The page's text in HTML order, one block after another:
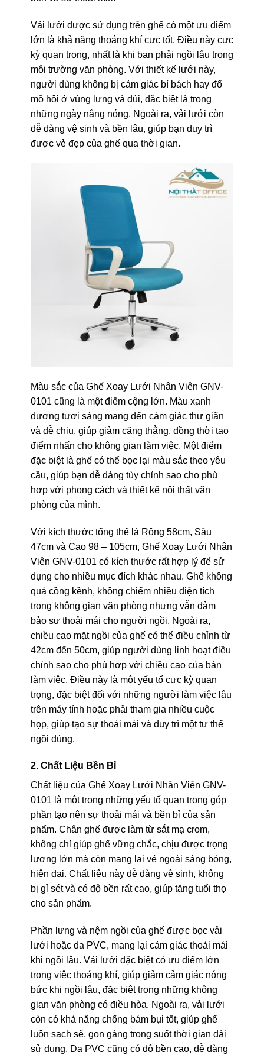
Vải lưới được sử dụng trên ghế có một ưu điểm
lớn là khả năng thoáng khí cực tốt. Điều này cực
kỳ quan trọng, nhất là khi bạn phải ngồi lâu trong
môi trường văn phòng. Với thiết kế lưới này,
người dùng không bị cảm giác bí bách hay đổ
mồ hôi ở vùng lưng và đùi, đặc biệt là trong
những ngày nắng nóng. Ngoài ra, vải lưới còn
dễ dàng vệ sinh và bền lâu, giúp bạn duy trì
được vẻ đẹp của ghế qua thời gian.
Màu sắc của Ghế Xoay Lưới Nhân Viên GNV-
0101 cũng là một điểm cộng lớn. Màu xanh
dương tươi sáng mang đến cảm giác thư giãn
và dễ chịu, giúp giảm căng thẳng, đồng thời tạo
điểm nhấn cho không gian làm việc. Một điểm
đặc biệt là ghế có thể bọc lại màu sắc theo yêu
cầu, giúp bạn dễ dàng tùy chỉnh sao cho phù
hợp với phong cách và thiết kế nội thất văn
phòng của mình.
Với kích thước tổng thể là Rộng 58cm, Sâu
47cm và Cao 98 – 105cm, Ghế Xoay Lưới Nhân
Viên GNV-0101 có kích thước rất hợp lý để sử
dụng cho nhiều mục đích khác nhau. Ghế không
quá cồng kềnh, không chiếm nhiều diện tích
trong không gian văn phòng nhưng vẫn đảm
bảo sự thoải mái cho người ngồi. Ngoài ra,
chiều cao mặt ngồi của ghế có thể điều chỉnh từ
42cm đến 50cm, giúp người dùng linh hoạt điều
chỉnh sao cho phù hợp với chiều cao của bàn
làm việc. Điều này là một yếu tố cực kỳ quan
trọng, đặc biệt đối với những người làm việc lâu
trên máy tính hoặc phải tham gia nhiều cuộc
họp, giúp tạo sự thoải mái và duy trì một tư thế
ngồi đúng.
2. Chất Liệu Bền Bỉ
Chất liệu của Ghế Xoay Lưới Nhân Viên GNV-
0101 là một trong những yếu tố quan trọng góp
phần tạo nên sự thoải mái và bền bỉ của sản
phẩm. Chân ghế được làm từ sắt mạ crom,
không chỉ giúp ghế vững chắc, chịu được trọng
lượng lớn mà còn mang lại vẻ ngoài sáng bóng,
hiện đại. Chất liệu này dễ dàng vệ sinh, không
bị gỉ sét và có độ bền rất cao, giúp tăng tuổi thọ
cho sản phẩm.
Phần lưng và nệm ngồi của ghế được bọc vải
lưới hoặc da PVC, mang lại cảm giác thoải mái
khi ngồi lâu. Vải lưới đặc biệt có ưu điểm lớn
trong việc thoáng khí, giúp giảm cảm giác nóng
bức khi ngồi lâu, đặc biệt trong những không
gian văn phòng có điều hòa. Ngoài ra, vải lưới
còn có khả năng chống bám bụi tốt, giúp ghế
luôn sạch sẽ, gọn gàng trong suốt thời gian dài
sử dụng. Da PVC cũng có độ bền cao, dễ dàng